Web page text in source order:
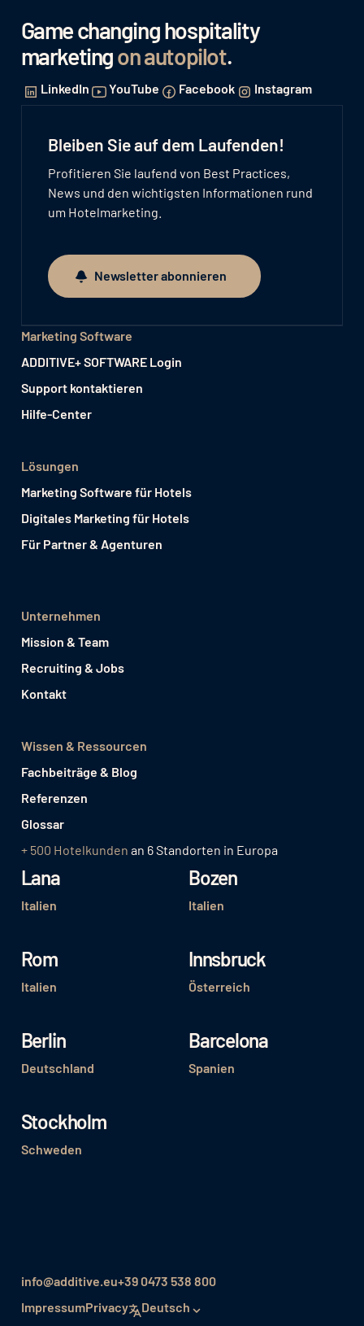
Game changing hospitality
marketingon autopilot.
LinkedIn YouTube Facebook Instagram
Bleiben Sie auf dem Laufenden!
Profitieren Sie laufend von Best Practices,
News und den wichtigsten Informationen rund
um Hotelmarketing.
Newsletter abonnieren
Newsletter abonnieren
Marketing Software
ADDITIVE+ SOFTWARE Login
Support kontaktieren
Hilfe-Center
Lösungen
Marketing Software für Hotels
Digitales Marketing für Hotels
Für Partner & Agenturen
Unternehmen
Mission & Team
Recruiting & Jobs
Kontakt
Wissen & Ressourcen
Fachbeiträge & Blog
Referenzen
Glossar
+ 500 Hotelkunden an 6 Standorten in Europa
Lana
Italien
Bozen
Italien
Rom
Italien
Innsbruck
Österreich
Berlin
Deutschland
Barcelona
Spanien
Stockholm
Schweden
info@additive.eu+39 0473 538 800
ImpressumPrivacy Deutsch